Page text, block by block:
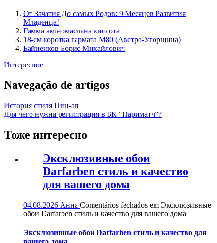
От Зачатия До самых Родов: 9 Месяцев Развития
Младенца!
Гамма-аміномасляна кислота
18-см коротка гармата М80 (Австро-Угорщина)
Байненков Борис Михайлович
Интересное
Navegação de artigos
История стиля Пин-ап
Для чего нужна регистрация в БК “Париматч”?
Тоже интересно
Эксклюзивные обои
Darfarben стиль и качество
для вашего дома
04.08.2026 Анна Comentários fechados em Эксклюзивные
обои Darfarben стиль и качество для вашего дома
Эксклюзивные обои Darfarben стиль и качество для